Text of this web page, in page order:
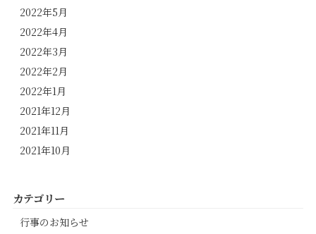
2022年5月
2022年4月
2022年3月
2022年2月
2022年1月
2021年12月
2021年11月
2021年10月
カテゴリー
行事のお知らせ